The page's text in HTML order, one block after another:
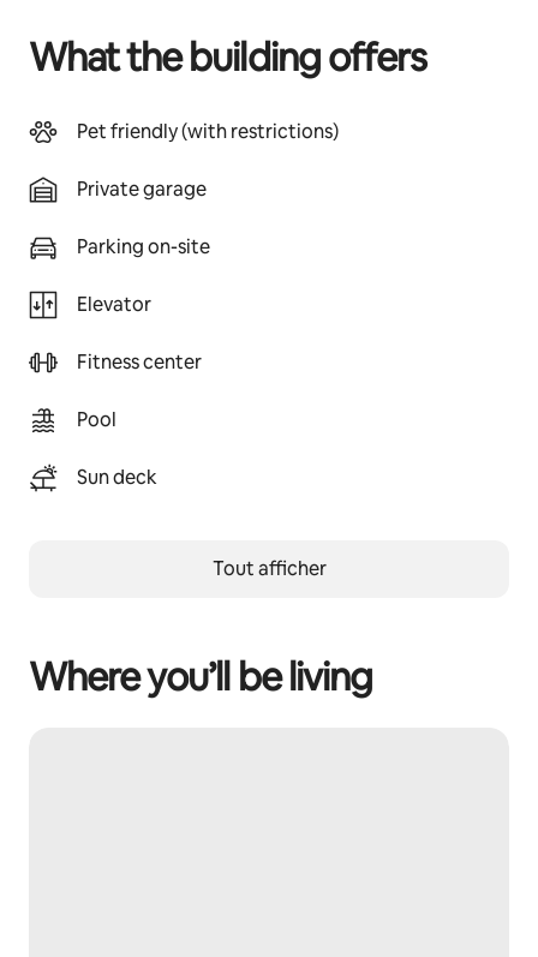
What the building offers
Pet friendly (with restrictions)
Private garage
Parking on-site
Elevator
Fitness center
Pool
Sun deck
Tout afficher
Where you’ll be living